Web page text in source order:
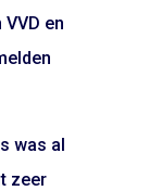
en
was al
zeer